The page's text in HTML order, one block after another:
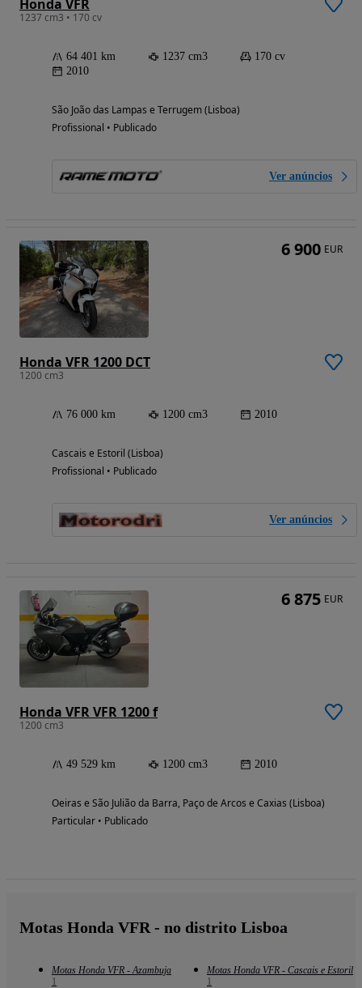
Honda VFR
1237 cm3 • 170 cv
64 401 km 1237 cm3
170 cv
2010
São João das Lampas e Terrugem (Lisboa)
Profissional • Publicado
Ver anúncios
Honda VFR 1200 DCT
1200 cm3
76 000 km 1200 cm3 2010
Cascais e Estoril (Lisboa)
Profissional • Publicado
Ver anúncios
6 900 EUR
Honda VFR VFR 1200 f
1200 cm3
49 529 km 1200 cm3 2010
Oeiras e São Julião da Barra, Paço de Arcos e Caxias (Lisboa)
Particular • Publicado
6 875 EUR
Motas Honda VFR - no distrito Lisboa
Motas Honda VFR - Azambuja
1
Motas Honda VFR - Cascais e Estoril
1